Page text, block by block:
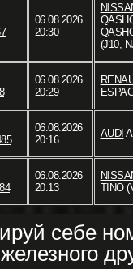
06.08.2026
20:30
(J10,
06.08.2026
20:29
06.08.2026
20:16
AUDI
06.08.2026
20:13
TINO
себе